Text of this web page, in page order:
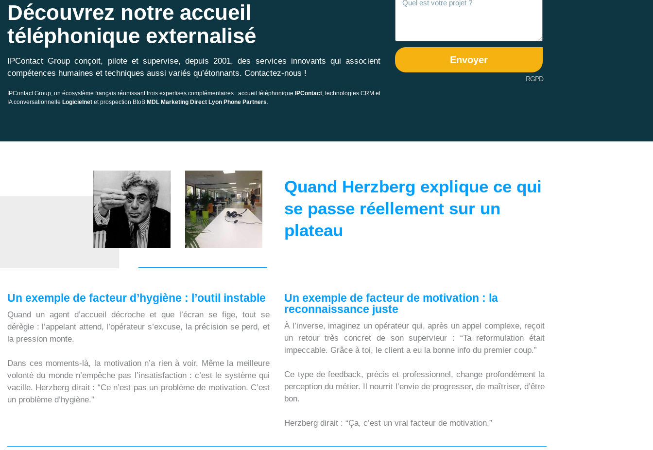
Découvrez notre accueil
téléphonique externalisé
IPContact Group conçoit, pilote et supervise, depuis 2001, des services innovants qui associent
compétences humaines et techniques aussi variés qu’étonnants. Contactez-nous !
IPContact Group, un écosystème français réunissant trois expertises complémentaires : accueil téléphonique IPContact, technologies CRM et
IA conversationnelle Logicielnet et prospection BtoB MDL Marketing Direct Lyon Phone Partners.
Envoyer
RGPD
Quand Herzberg explique ce qui
se passe réellement sur un
plateau
Un exemple de facteur d’hygiène : l’outil instable
Quand un agent d’accueil décroche et que l’écran se fige, tout se
dérègle : l’appelant attend, l’opérateur s’excuse, la précision se perd, et
la pression monte.
Dans ces moments-là, la motivation n’a rien à voir. Même la meilleure
volonté du monde n’empêche pas l’insatisfaction : c’est le système qui
vacille. Herzberg dirait : “Ce n’est pas un problème de motivation. C’est
un problème d’hygiène.”
Un exemple de facteur de motivation : la
reconnaissance juste
À l’inverse, imaginez un opérateur qui, après un appel complexe, reçoit
un retour très concret de son supervieur : “Ta reformulation était
impeccable. Grâce à toi, le client a eu la bonne info du premier coup.”
Ce type de feedback, précis et professionnel, change profondément la
perception du métier. Il nourrit l’envie de progresser, de maîtriser, d’être
bon.
Herzberg dirait : “Ça, c’est un vrai facteur de motivation.”